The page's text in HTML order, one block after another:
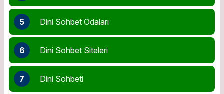
5 Dini Sohbet Odaları
6 Dini Sohbet Siteleri
7 Dini Sohbeti